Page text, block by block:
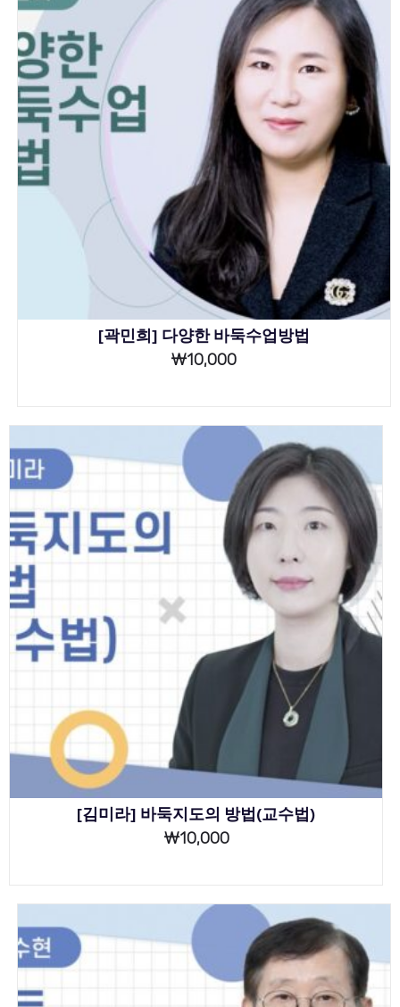
[곽민희] 다양한 바둑수업방법
₩10,000
[김미라] 바둑지도의 방법(교수법)
₩10,000